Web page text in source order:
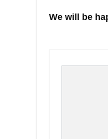
We will be